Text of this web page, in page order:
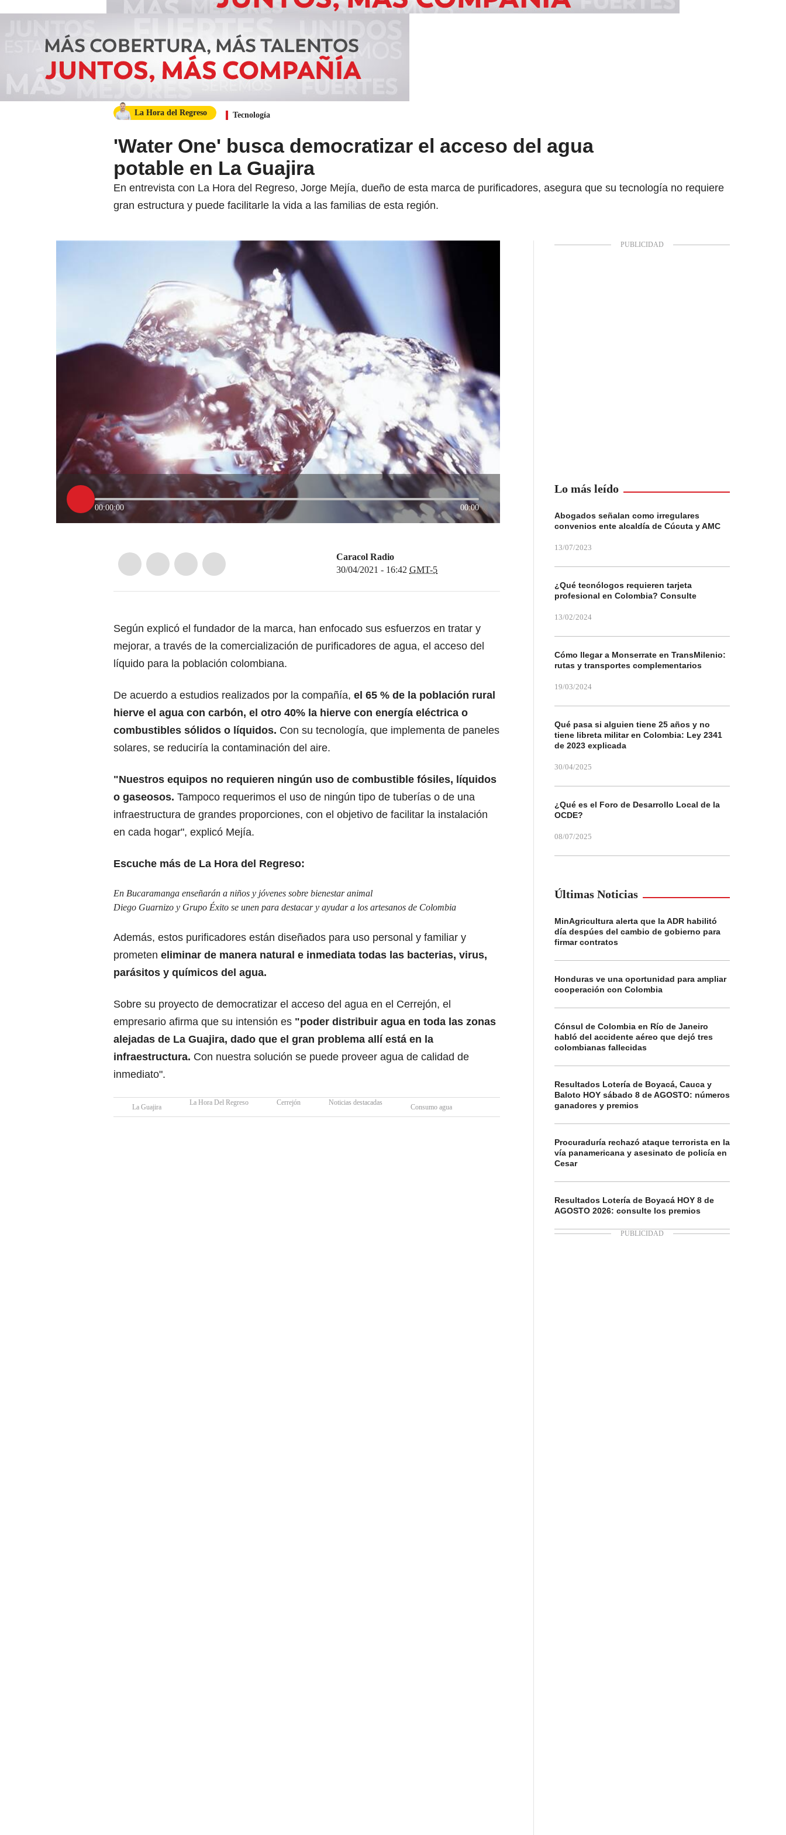
La Hora del Regreso Tecnología
'Water One' busca democratizar el acceso del agua
potable en La Guajira
En entrevista con La Hora del Regreso, Jorge Mejía, dueño de esta marca de purificadores, asegura que su tecnología no requiere
gran estructura y puede facilitarle la vida a las familias de esta región.
00:00:00 00:00
Caracol Radio
30/04/2021 - 16:42 GMT-5
Según explicó el fundador de la marca, han enfocado sus esfuerzos en tratar y
mejorar, a través de la comercialización de purificadores de agua, el acceso del
líquido para la población colombiana.
De acuerdo a estudios realizados por la compañía, el 65 % de la población rural
hierve el agua con carbón, el otro 40% la hierve con energía eléctrica o
combustibles sólidos o líquidos. Con su tecnología, que implementa de paneles
solares, se reduciría la contaminación del aire.
"Nuestros equipos no requieren ningún uso de combustible fósiles, líquidos
o gaseosos. Tampoco requerimos el uso de ningún tipo de tuberías o de una
infraestructura de grandes proporciones, con el objetivo de facilitar la instalación
en cada hogar", explicó Mejía.
Escuche más de La Hora del Regreso:
En Bucaramanga enseñarán a niños y jóvenes sobre bienestar animal
Diego Guarnizo y Grupo Éxito se unen para destacar y ayudar a los artesanos de Colombia
Además, estos purificadores están diseñados para uso personal y familiar y
prometen eliminar de manera natural e inmediata todas las bacterias, virus,
parásitos y químicos del agua.
Sobre su proyecto de democratizar el acceso del agua en el Cerrejón, el
empresario afirma que su intensión es "poder distribuir agua en toda las zonas
alejadas de La Guajira, dado que el gran problema allí está en la
infraestructura. Con nuestra solución se puede proveer agua de calidad de
inmediato".
La Guajira
La Hora Del Regreso Cerrejón Noticias destacadas
Consumo agua
Lo más leído
Abogados señalan como irregulares
convenios ente alcaldía de Cúcuta y AMC
13/07/2023
¿Qué tecnólogos requieren tarjeta
profesional en Colombia? Consulte
13/02/2024
Cómo llegar a Monserrate en TransMilenio:
rutas y transportes complementarios
19/03/2024
Qué pasa si alguien tiene 25 años y no
tiene libreta militar en Colombia: Ley 2341
de 2023 explicada
30/04/2025
¿Qué es el Foro de Desarrollo Local de la
OCDE?
08/07/2025
Últimas Noticias
MinAgricultura alerta que la ADR habilitó
día despúes del cambio de gobierno para
firmar contratos
Honduras ve una oportunidad para ampliar
cooperación con Colombia
Cónsul de Colombia en Río de Janeiro
habló del accidente aéreo que dejó tres
colombianas fallecidas
Resultados Lotería de Boyacá, Cauca y
Baloto HOY sábado 8 de AGOSTO: números
ganadores y premios
Procuraduría rechazó ataque terrorista en la
vía panamericana y asesinato de policía en
Cesar
Resultados Lotería de Boyacá HOY 8 de
AGOSTO 2026: consulte los premios